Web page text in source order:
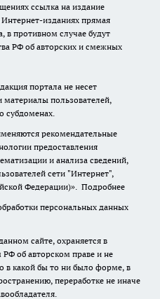
ссылка на издание
изданиях прямая
в противном случае будут
РФ об авторских и смежных
портала не несет
материалы пользователей,
субдоменах.
рекомендательные
предоставления
и анализа сведений,
сети "Интернет",
Федерации)». Подробнее
персональных данных
сайте, охраняется в
РФ об авторском праве и не
в какой бы то ни было форме, в
переработке не иначе